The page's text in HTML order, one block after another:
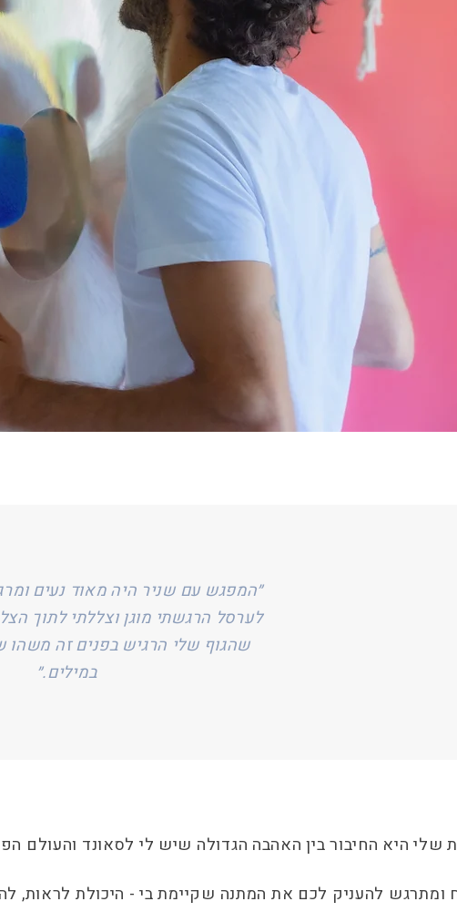
״המפגש עם שניר היה מאוד נעים
לערסל הרגשתי מוגן וצללתי לתוך
שהגוף שלי הרגיש בפנים זה משהו
במילים.״
שלי היא החיבור בין האהבה הגדולה שיש לי לסאונד והעולם
ומתרגש להעניק לכם את המתנה שקיימת בי - היכולת לראות,